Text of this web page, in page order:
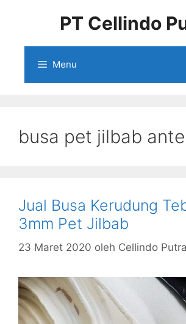
PT Cellindo
Menu
busa pet jilbab
Jual Busa Kerudung
3mm Pet Jilbab
23 Maret 2020 oleh Cellindo Putra